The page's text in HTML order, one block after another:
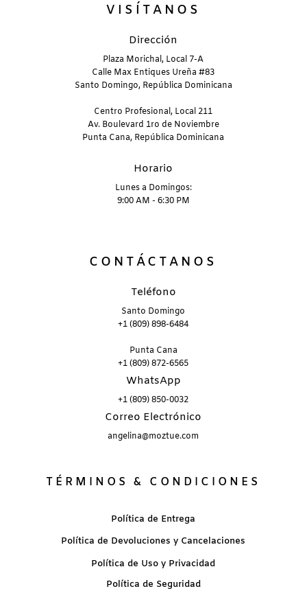
VISÍTANOS
Dirección
Plaza Morichal, Local 7-A
Calle Max Entiques Ureña #83
Santo Domingo, República Dominicana
Centro Profesional, Local 211
Av. Boulevard 1ro de Noviembre
Punta Cana, República Dominicana
Horario
Lunes a Domingos:
9:00 AM - 6:30 PM
CONTÁCTANOS
Teléfono
Santo Domingo
+1 (809) 898-6484
Punta Cana
+1 (809) 872-6565
WhatsApp
+1 (809) 850-0032
Correo Electrónico
angelina@moztue.com
TÉRMINOS & CONDICIONES
Política de Entrega
Política de Devoluciones y Cancelaciones
Política de Uso y Privacidad
Política de Seguridad